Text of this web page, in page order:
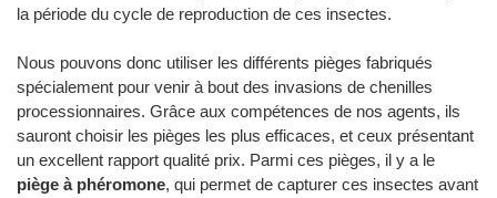
la période du cycle de reproduction de ces insectes.
Nous pouvons donc utiliser les différents pièges fabriqués
spécialement pour venir à bout des invasions de chenilles
processionnaires. Grâce aux compétences de nos agents, ils
sauront choisir les pièges les plus efficaces, et ceux présentant
un excellent rapport qualité prix. Parmi ces pièges, il y a le
piège à phéromone, qui permet de capturer ces insectes avant